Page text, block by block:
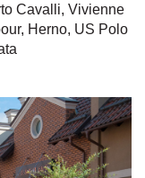
Cavalli, Vivienne
Herno, US Polo